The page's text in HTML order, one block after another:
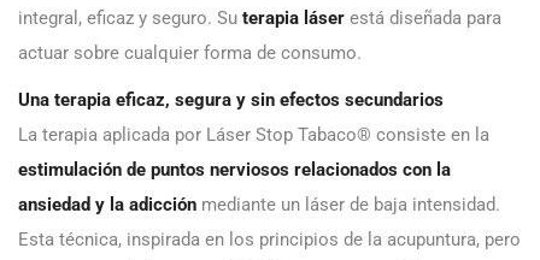
integral, eficaz y seguro. Su terapia láser está diseñada para
actuar sobre cualquier forma de consumo.
Una terapia eficaz, segura y sin efectos secundarios
La terapia aplicada por Láser Stop Tabaco® consiste en la
estimulación de puntos nerviosos relacionados con la
ansiedad y la adicción mediante un láser de baja intensidad.
Esta técnica, inspirada en los principios de la acupuntura, pero